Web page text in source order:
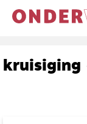
kruisiging